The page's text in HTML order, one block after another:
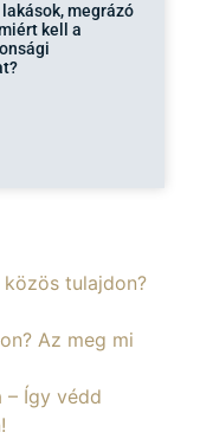
megrázó
kell a
közös tulajdon?
Az meg mi
– Így védd